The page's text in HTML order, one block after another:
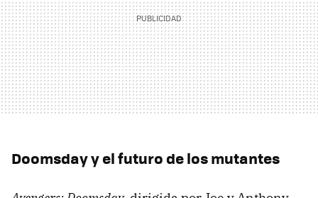
Doomsday y el futuro de los mutantes